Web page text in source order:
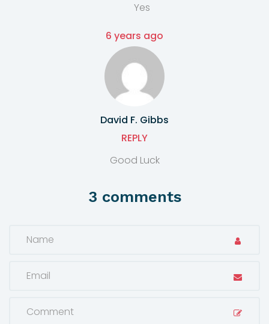
Yes
6 years ago
David F. Gibbs
REPLY
Good Luck
3 comments